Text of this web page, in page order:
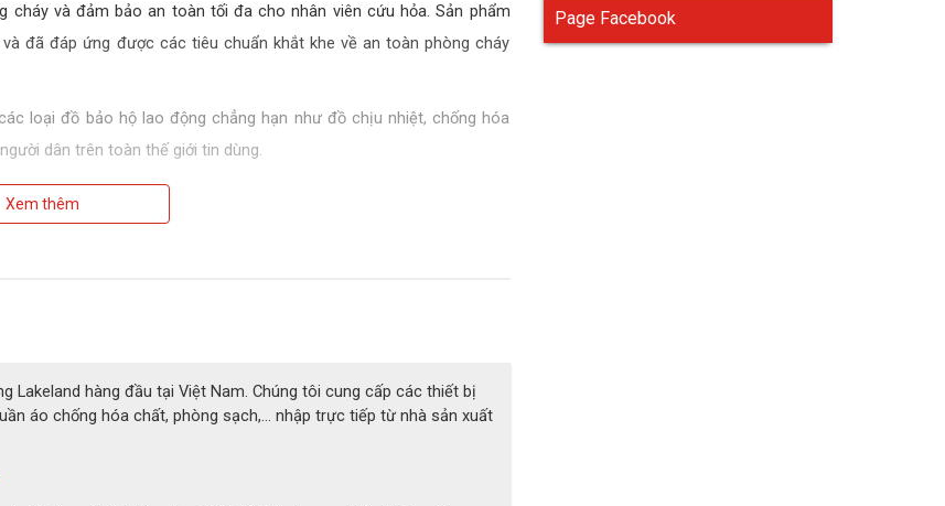
và đảm bảo an toàn tối đa cho nhân viên cứu hỏa. Sản phẩm
đã đáp ứng được các tiêu chuẩn khắt khe về an toàn phòng cháy
loại đồ bảo hộ lao động chẳng hạn như đồ chịu nhiệt, chống hóa
dân trên toàn thế giới tin dùng.
Xem thêm
Lakeland hàng đầu tại Việt Nam. Chúng tôi cung cấp các thiết bị
áo chống hóa chất, phòng sạch,... nhập trực tiếp từ nhà sản xuất
Page Facebook